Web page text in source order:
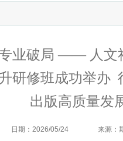
业破局 —— 人文
研修班成功举办
出版高质量发
日期：2026/05/24 来源：